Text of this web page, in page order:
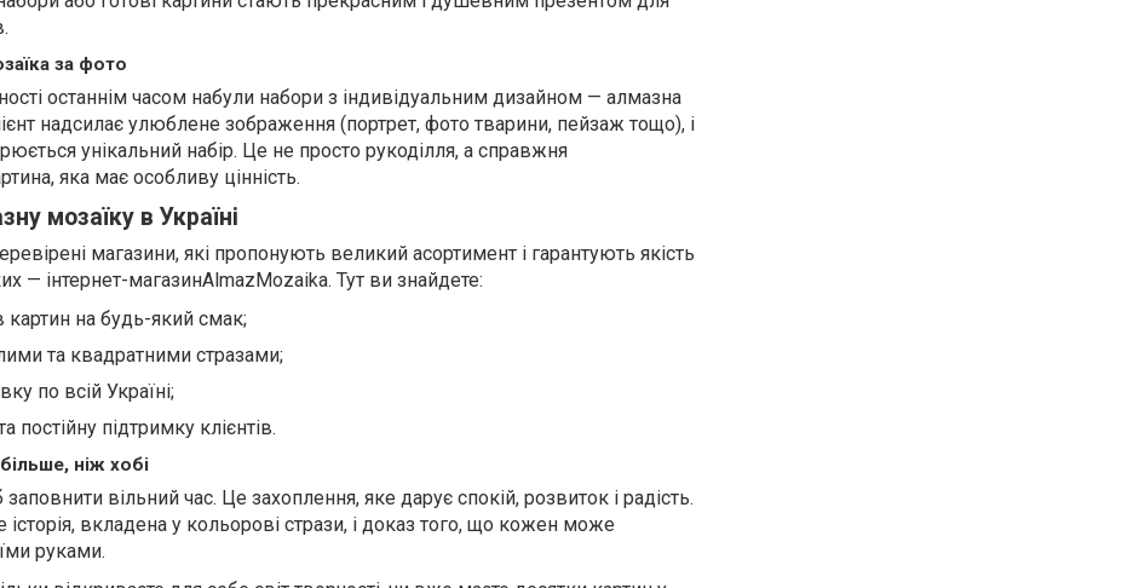
за фото
останнім часом набули набори з індивідуальним дизайном — алмазна
надсилає улюблене зображення (портрет, фото тварини, пейзаж тощо), і
унікальний набір. Це не просто рукоділля, а справжня
яка має особливу цінність.
мозаїку в Україні
магазини, які пропонують великий асортимент і гарантують якість
— інтернет-магазинAlmazMozaika. Тут ви знайдете:
картин на будь-який смак;
та квадратними стразами;
по всій Україні;
постійну підтримку клієнтів.
ніж хобі
вільний час. Це захоплення, яке дарує спокій, розвиток і радість.
вкладена у кольорові стрази, і доказ того, що кожен може
руками.